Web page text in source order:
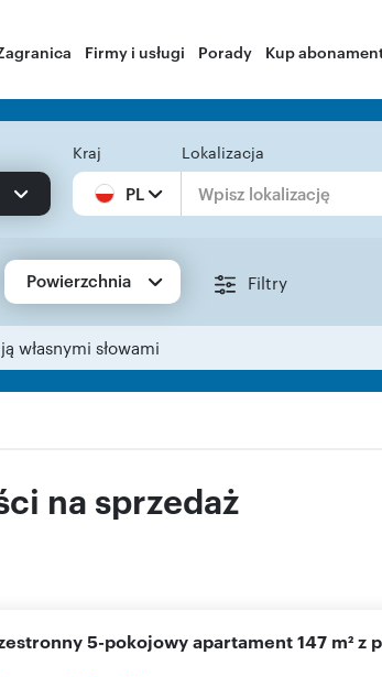
Firmy i usługi Porady Kup
Kraj
PL
Lokalizacja
Powierzchnia Filtry
własnymi słowami
na sprzedaż
5-pokojowy apartament 147 m²